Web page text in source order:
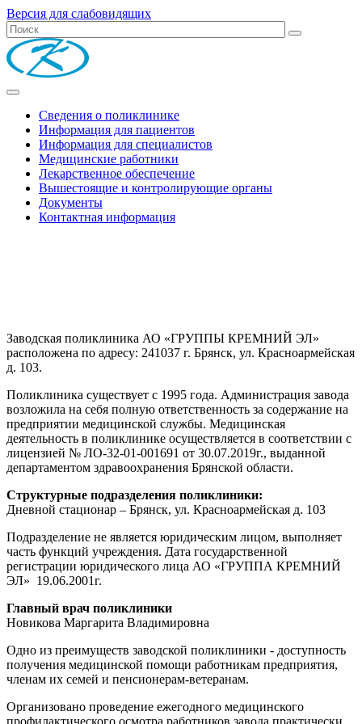
Версия для слабовидящих
Сведения о поликлинике
Информация для пациентов
Информация для специалистов
Медицинские работники
Лекарственное обеспечение
Вышестоящие и контролирующие органы
Документы
Контактная информация
Заводская поликлиника АО «ГРУППЫ КРЕМНИЙ ЭЛ»
расположена по адресу: 241037 г. Брянск, ул. Красноармейская
д. 103.
Поликлиника существует с 1995 года. Администрация завода
возложила на себя полную ответственность за содержание на
предприятии медицинской службы. Медицинская
деятельность в поликлинике осуществляется в соответствии с
лицензией № ЛО-32-01-001691 от 30.07.2019г., выданной
департаментом здравоохранения Брянской области.
Структурные подразделения поликлиники:
Дневной стационар – Брянск, ул. Красноармейская д. 103
Подразделение не является юридическим лицом, выполняет
часть функций учреждения. Дата государственной
регистрации юридического лица АО «ГРУППА КРЕМНИЙ
ЭЛ» 19.06.2001г.
Главный врач поликлиники
Новикова Маргарита Владимировна
Одно из преимуществ заводской поликлиники - доступность
получения медицинской помощи работникам предприятия,
членам их семей и пенсионерам-ветеранам.
Организовано проведение ежегодного медицинского
профилактического осмотра работников завода практически